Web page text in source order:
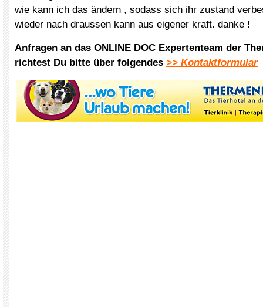
wie kann ich das ändern , sodass sich ihr zustand
wieder nach draussen kann aus eigener kraft. danke !
Anfragen an das ONLINE DOC Expertenteam der
richtest Du bitte über folgendes >> Kontaktformular